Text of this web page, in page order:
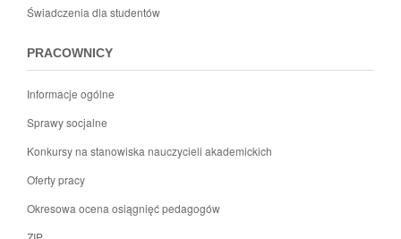
Świadczenia dla studentów
PRACOWNICY
Informacje ogólne
Sprawy socjalne
Konkursy na stanowiska nauczycieli akademickich
Oferty pracy
Okresowa ocena osiągnięć pedagogów